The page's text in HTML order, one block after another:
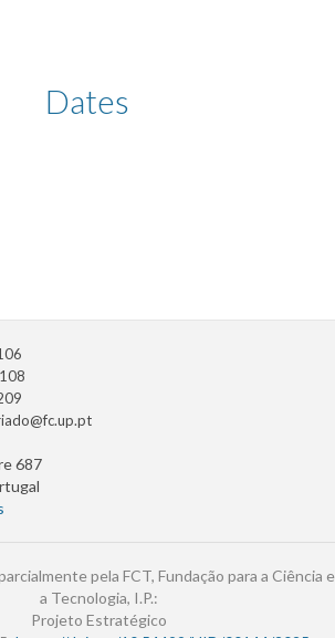
Dates
687
pela FCT, Fundação para a Ciência e
a Tecnologia, I.P.:
Projeto Estratégico